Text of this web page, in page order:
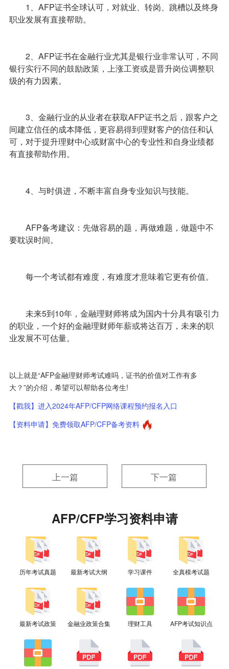
1、AFP证书全球认可，对就业、转岗、跳槽以及终身
职业发展有直接帮助。
2、AFP证书在金融行业尤其是银行业非常认可，不同
银行实行不同的鼓励政策，上涨工资或是晋升岗位调整职
级的有力因素。
3、金融行业的从业者在获取AFP证书之后，跟客户之
间建立信任的成本降低，更容易得到理财客户的信任和认
可，对于提升理财中心或财富中心的专业性和自身业绩都
有直接帮助作用。
4、与时俱进，不断丰富自身专业知识与技能。
AFP备考建议：先做容易的题，再做难题，做题中不
要耽误时间。
每一个考试都有难度，有难度才意味着它更有价值。
未来5到10年，金融理财师将成为国内十分具有吸引力
的职业，一个好的金融理财师年薪或将达百万，未来的职
业发展不可估量。
以上就是“AFP金融理财师考试难吗，证书的价值对工作有多
大？”的介绍，希望可以帮助各位考生!
【戳我】进入2024年AFP/CFP网络课程预约报名入口
【资料申请】免费领取AFP/CFP备考资料
上一篇 下一篇
AFP/CFP学习资料申请
历年考试真题 最新考试大纲 学习课件 全真模考试题
最新考试政策 金融业政策合集 理财工具 AFP考试知识点